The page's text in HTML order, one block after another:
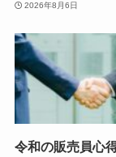
2026年8月6日
令和の販売員心